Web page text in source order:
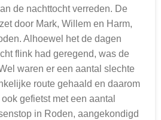
de nachttocht verreden. De
door Mark, Willem en Harm,
Alhoewel het de dagen
flink had geregend, was de
waren er een aantal slechte
route gehaald en daarom
gefietst met een aantal
in Roden, aangekondigd